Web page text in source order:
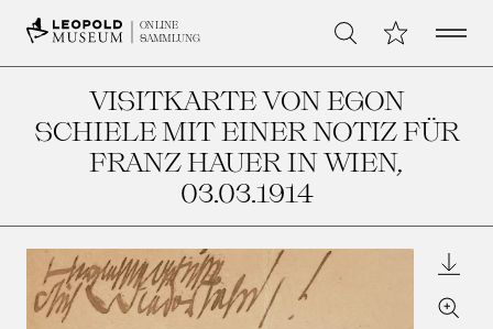
ONLINE
SAMMLUNG
Suche Meine Open
VISITKARTE VON EGON
SCHIELE MIT EINER NOTIZ FÜR
FRANZ HAUER IN WIEN,
03.03.1914
Zoom